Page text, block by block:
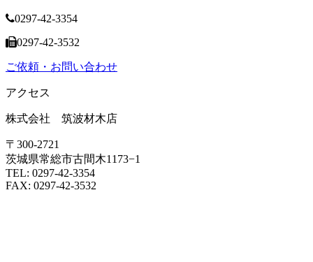
0297-42-3354
0297-42-3532
ご依頼・お問い合わせ
アクセス
株式会社 筑波材木店
〒300-2721
茨城県常総市古間木1173−1
TEL: 0297-42-3354
FAX: 0297-42-3532